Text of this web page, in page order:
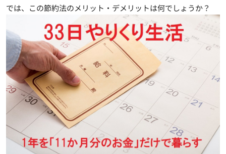
では、この節約法のメリット・デメリットは何でしょうか？